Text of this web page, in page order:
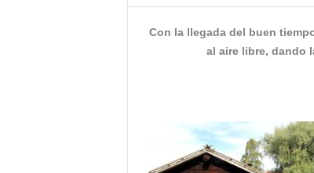
Con la llegada del buen
al aire libre, dando